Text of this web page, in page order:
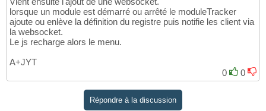
43
44
45
46
47
<property name=
</bean>
</blueprint >
lorsque un module est démarré ou arrêté le moduleTracker
ajoute ou enlève la définition du registre puis notifie les client via
la websocket.
Le js recharge alors le menu.
A+JYT
0
0
Répondre à la discussion